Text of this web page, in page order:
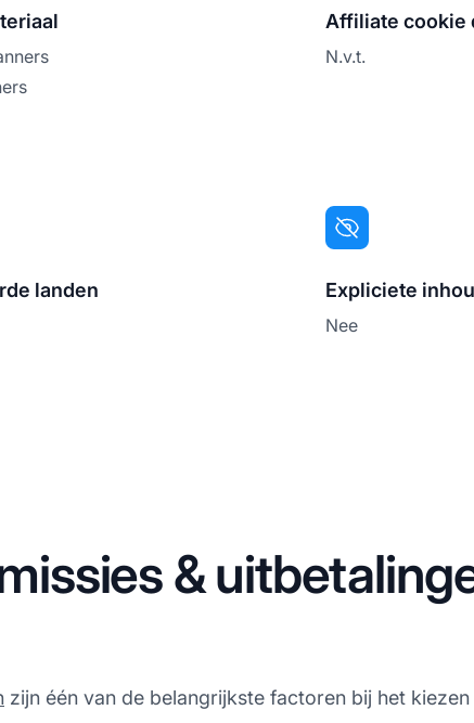
Affiliate cookie
N.v.t.
landen Expliciete
Nee
&
zijn één van de belangrijkste factoren bij het